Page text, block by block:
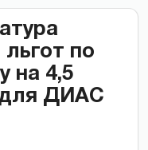
по
на 4,5
для ДИАС